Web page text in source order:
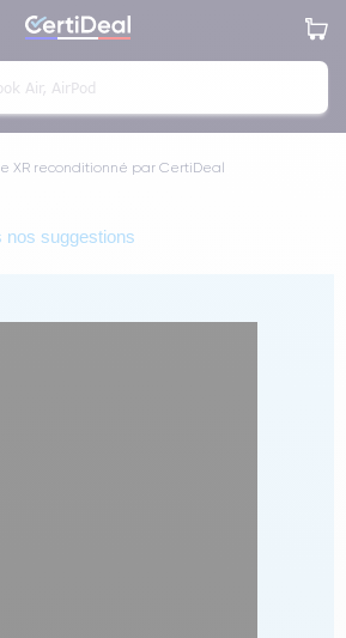
XR reconditionné par CertiDeal
nos suggestions